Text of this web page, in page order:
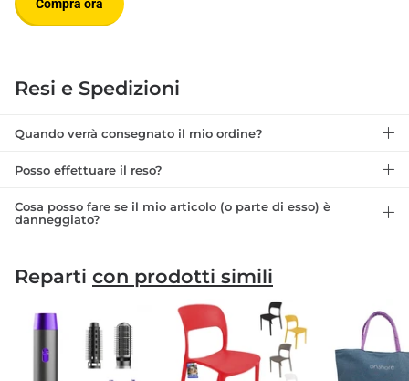
Compra ora
Resi e Spedizioni
Quando verrà consegnato il mio ordine?
Posso effettuare il reso?
Cosa posso fare se il mio articolo (o parte di esso) è
danneggiato?
Reparti con prodotti simili